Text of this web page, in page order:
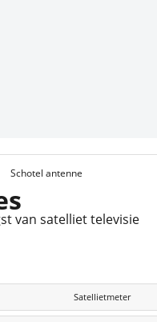
Schotel antenne
van satelliet televisie
Satellietmeter